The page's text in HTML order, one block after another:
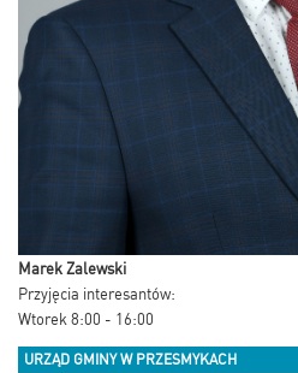
Marek Zalewski
Przyjęcia interesantów:
Wtorek 8:00 - 16:00
URZĄD GMINY W PRZESMYKACH